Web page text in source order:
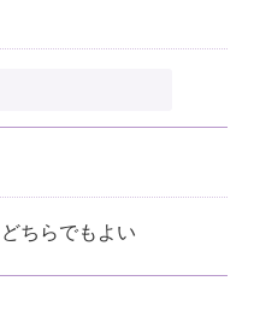
どちらでもよい